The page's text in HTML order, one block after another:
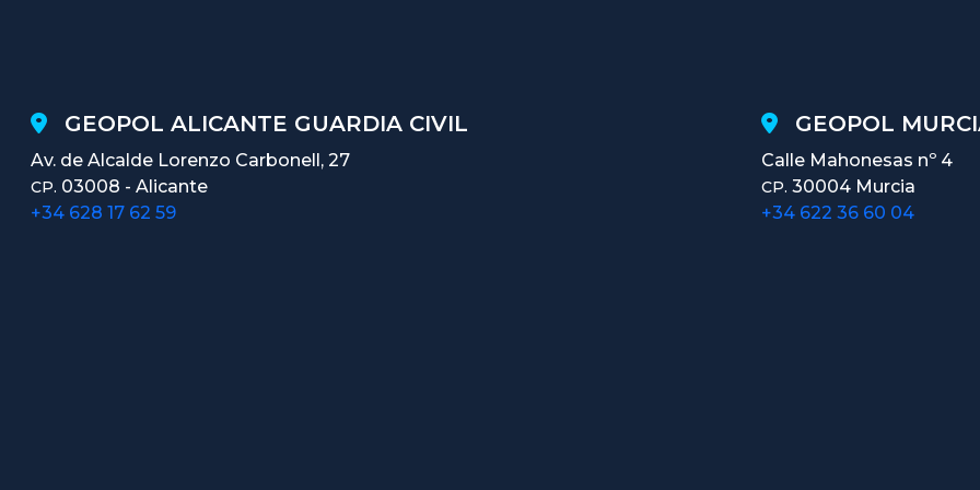
GEOPOL ALICANTE GUARDIA CIVIL
Av. de Alcalde Lorenzo Carbonell, 27
CP. 03008 - Alicante
+34 628 17 62 59
GEOPOL
Calle Mahonesas nº 4
CP. 30004 Murcia
+34 622 36 60 04